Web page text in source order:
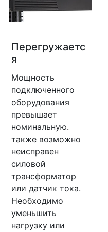
Перегружаетс
я
Мощность
подключенного
оборудования
превышает
номинальную.
также возможно
неисправен
силовой
трансформатор
или датчик тока.
Необходимо
уменьшить
нагрузку или